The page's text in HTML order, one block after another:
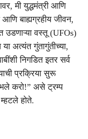
मी युद्धमंत्री आणि
बाह्यग्रहीय जीवन,
उडणाऱ्या वस्तू (UFOs)
अत्यंत गुंतागुंतीच्या,
निगडित इतर सर्व
प्रक्रिया सुरू
करो!” असे ट्रम्प
होते.